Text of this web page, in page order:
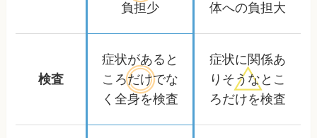
負担少
体への負担大
検査
症状があると
ころだけでな
く全身を検査
症状に関係あ
りそうな とこ
ろだけを検査